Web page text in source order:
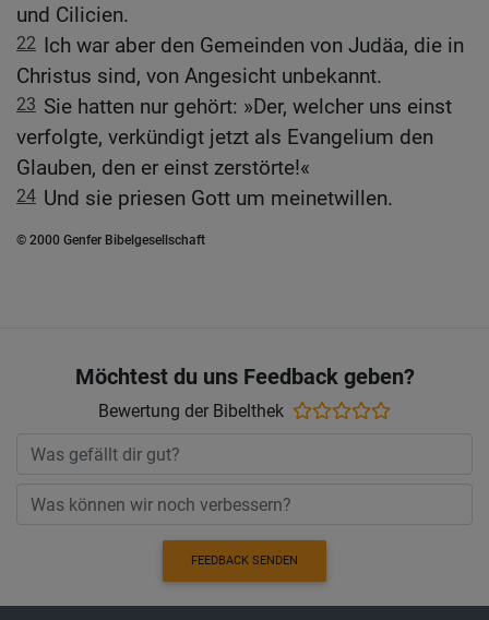
und Cilicien.
22 Ich war aber den Gemeinden von Judäa, die in
Christus sind, von Angesicht unbekannt.
23 Sie hatten nur gehört: »Der, welcher uns einst
verfolgte, verkündigt jetzt als Evangelium den
Glauben, den er einst zerstörte!«
24 Und sie priesen Gott um meinetwillen.
© 2000 Genfer Bibelgesellschaft
Möchtest du uns Feedback geben?
Bewertung der Bibelthek
FEEDBACK SENDEN